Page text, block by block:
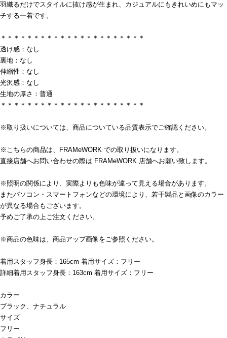
羽織るだけでスタイルに抜け感が生まれ、カジュアルにもきれいめにもマッ
チする一着です。
＊＊＊＊＊＊＊＊＊＊＊＊＊＊＊＊＊＊＊＊＊＊
透け感：なし
裏地：なし
伸縮性：なし
光沢感：なし
生地の厚さ：普通
＊＊＊＊＊＊＊＊＊＊＊＊＊＊＊＊＊＊＊＊＊＊
※取り扱いについては、商品についている品質表示でご確認ください。
※こちらの商品は、FRAMeWORK での取り扱いになります。
直接店舗へお問い合わせの際は FRAMeWORK 店舗へお願い致します。
※照明の関係により、実際よりも色味が違って見える場合があります。
またパソコン・スマートフォンなどの環境により、若干製品と画像のカラー
が異なる場合もございます。
予めご了承の上ご注文ください。
※商品の色味は、商品アップ画像をご参照ください。
着用スタッフ身長：165cm 着用サイズ：フリー
詳細着用スタッフ身長：163cm 着用サイズ：フリー
カラー
ブラック、ナチュラル
サイズ
フリー